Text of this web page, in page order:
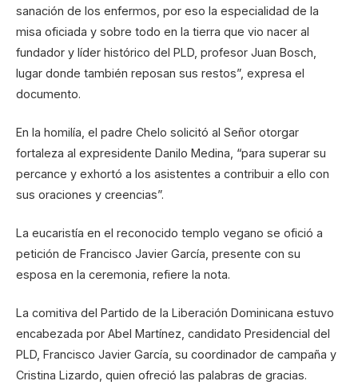
sanación de los enfermos, por eso la especialidad de la
misa oficiada y sobre todo en la tierra que vio nacer al
fundador y líder histórico del PLD, profesor Juan Bosch,
lugar donde también reposan sus restos”, expresa el
documento.
En la homilía, el padre Chelo solicitó al Señor otorgar
fortaleza al expresidente Danilo Medina, “para superar su
percance y exhortó a los asistentes a contribuir a ello con
sus oraciones y creencias”.
La eucaristía en el reconocido templo vegano se ofició a
petición de Francisco Javier García, presente con su
esposa en la ceremonia, refiere la nota.
La comitiva del Partido de la Liberación Dominicana estuvo
encabezada por Abel Martínez, candidato Presidencial del
PLD, Francisco Javier García, su coordinador de campaña y
Cristina Lizardo, quien ofreció las palabras de gracias.